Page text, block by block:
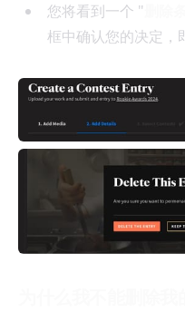
您将看到一个 "
框中确认您的决定，